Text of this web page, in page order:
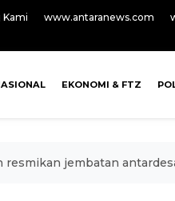
Kami www.antaranews.com
EKONOMI & FTZ
resmikan jembatan